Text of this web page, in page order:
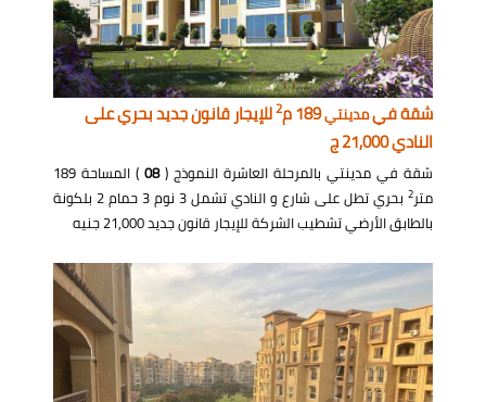
شقة فيمدينتي189 م 2للإيجار قانون جديد بحري على
النادي 21,000 ج
شقة في مدينتي بالمرحلة العاشرة النموذج (08
) المساحة 189
متر2
بحري تطل على شارع و النادي تشمل 3 نوم 3 حمام 2 بلكونة
بالطابق الأرضي تشطيب الشركة للإيجار قانون جديد 21,000 جنيه